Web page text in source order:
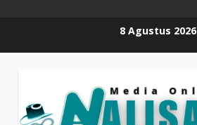
8 Agustus 2026